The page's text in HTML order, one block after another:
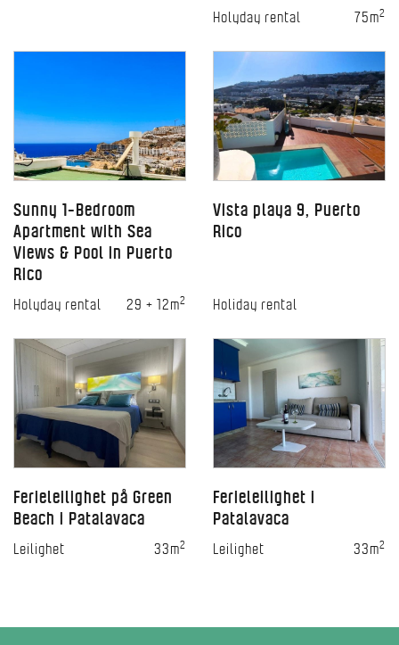
Holyday rental 75m2
Sunny 1-Bedroom
Apartment with Sea
Views & Pool in Puerto
Rico
Holyday rental 29 + 12m2
Vista playa 9, Puerto
Rico
Holiday rental
Ferieleilighet på Green
Beach i Patalavaca
Leilighet 33m2
Ferieleilighet i
Patalavaca
Leilighet 33m2